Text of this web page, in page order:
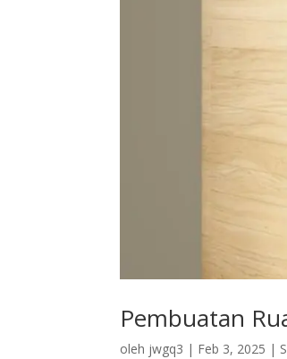
Pembuatan
oleh jwgq3 | Feb 3, 2025 |